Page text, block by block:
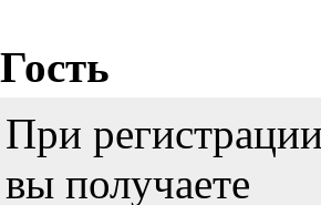
Гость
При регистрации
вы получаете